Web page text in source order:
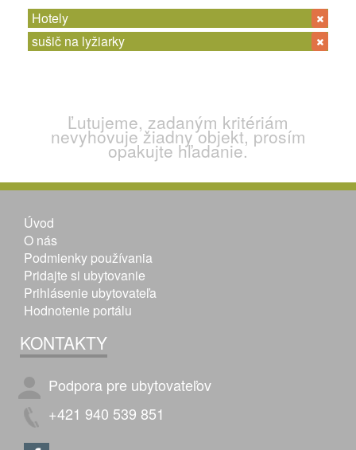
Hotely
sušič na lyžiarky
Ľutujeme, zadaným kritériám
nevyhovuje žiadny objekt, prosím
opakujte hľadanie.
Úvod
O nás
Podmienky používania
Pridajte si ubytovanie
Prihlásenie ubytovateľa
Hodnotenie portálu
KONTAKTY
Podpora pre ubytovateľov
+421 940 539 851